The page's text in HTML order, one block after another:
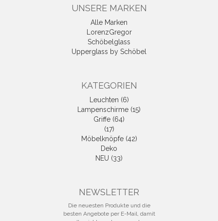
UNSERE MARKEN
Alle Marken
LorenzGregor
Schöbelglass
Upperglass by Schöbel
KATEGORIEN
Leuchten (6)
Lampenschirme (15)
Griffe (64)
(17)
Möbelknöpfe (42)
Deko
NEU (33)
NEWSLETTER
Die neuesten Produkte und die
besten Angebote per E-Mail, damit